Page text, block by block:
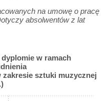
na umowę o pracę
absolwentów z lat
w ramach
zakresie sztuki muzycznej